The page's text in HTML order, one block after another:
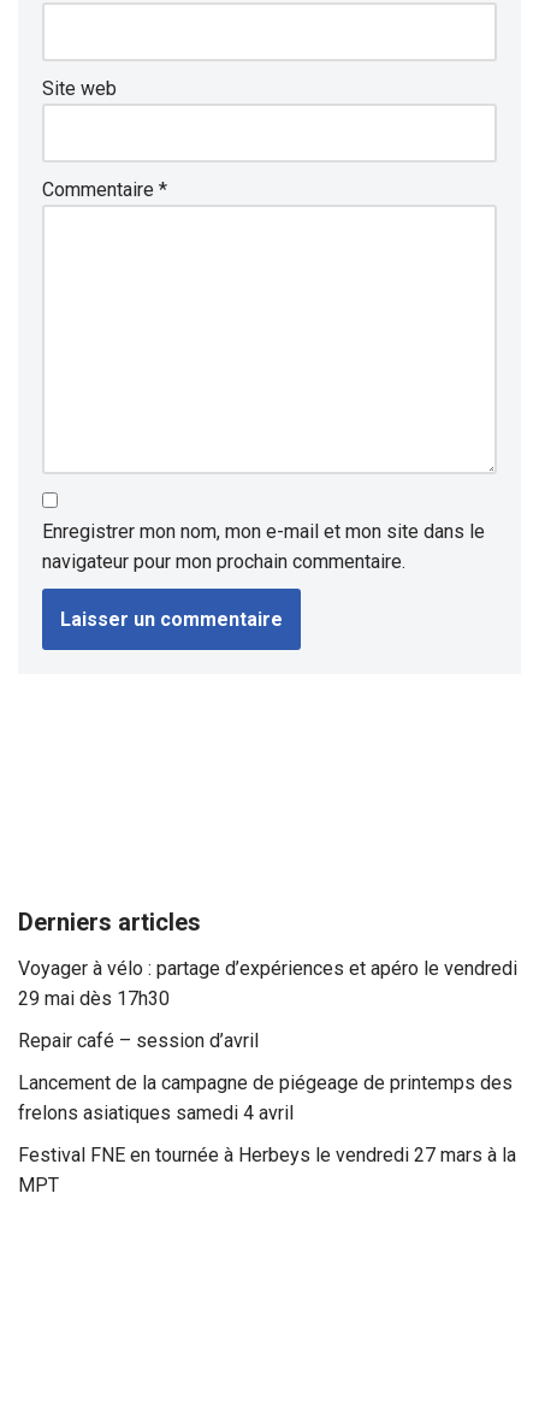
Site web
Commentaire *
Enregistrer mon nom, mon e-mail et mon site dans le
navigateur pour mon prochain commentaire.
Derniers articles
Voyager à vélo : partage d’expériences et apéro le vendredi
29 mai dès 17h30
Repair café – session d’avril
Lancement de la campagne de piégeage de printemps des
frelons asiatiques samedi 4 avril
Festival FNE en tournée à Herbeys le vendredi 27 mars à la
MPT